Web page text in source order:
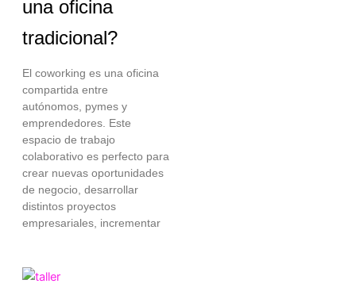
una oficina
tradicional?
El coworking es una oficina
compartida entre
autónomos, pymes y
emprendedores. Este
espacio de trabajo
colaborativo es perfecto para
crear nuevas oportunidades
de negocio, desarrollar
distintos proyectos
empresariales, incrementar